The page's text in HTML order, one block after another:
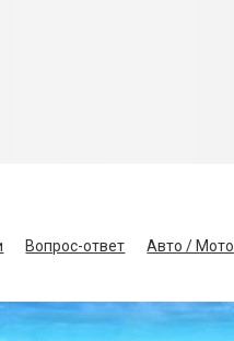
Вопрос-ответ Авто / Мото